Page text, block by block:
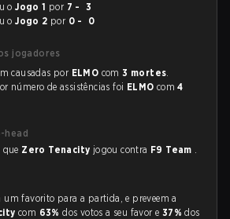
oJogo 1 por 7 - 3
oJogo 2 por 0 - 0
jogadores
causadas por ELMO com3 mortes.
número de assistências foi ELMO com4
head
que Zero Tenacity jogou contra F9 Team .
um favorito para a partida, e preveem a
com 63%dos votos a seu favor e 37%dos